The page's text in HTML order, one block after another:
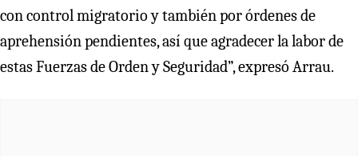
con control migratorio y también por órdenes de
aprehensión pendientes, así que agradecer la labor de
estas Fuerzas de Orden y Seguridad”, expresó Arrau.